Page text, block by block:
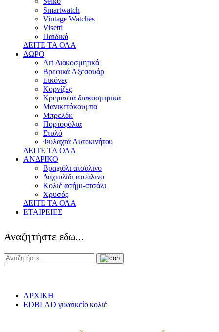
Smartwatch
Vintage Watches
Visetti
Παιδικό
ΔΕΙΤΕ ΤΑ ΟΛΑ
ΔΩΡΟ
Art Διακοσμητικά
Βρεφικά Αξεσουάρ
Εικόνες
Κορνίζες
Κρεμαστά διακοσμητικά
Μανικετόκουμπα
Μπρελόκ
Πορτοφόλια
Στυλό
Φυλαχτά Αυτοκινήτου
ΔΕΙΤΕ ΤΑ ΟΛΑ
ΑΝΔΡΙΚΟ
Βραχιόλι ατσάλινο
Δαχτυλίδι ατσάλινο
Κολιέ ασήμι-ατσάλι
Χρυσός
ΔΕΙΤΕ ΤΑ ΟΛΑ
ΕΤΑΙΡΕΙΕΣ
Αναζητήστε εδω...
ΑΡΧΙΚΗ
EDBLAD γυναικείο κολιέ